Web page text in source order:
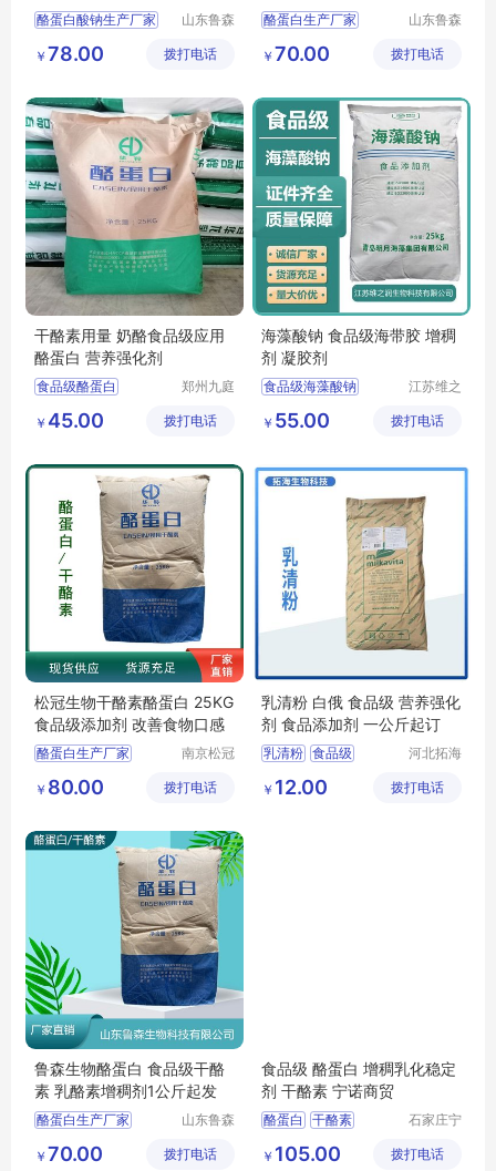
酪蛋白酸钠生产厂家
酪蛋白酸钠厂家
山东鲁森
有限公司
￥ 78.00 拨打电话
酪蛋白生产厂家
酪蛋白含量
山东鲁森
有限公司
￥ 70.00 拨打电话
干酪素用量 奶酪食品级应用
酪蛋白 营养强化剂
食品级酪蛋白
酪蛋白厂家
郑州九庭
有限公司
￥ 45.00 拨打电话
海藻酸钠 食品级海带胶 增稠
剂 凝胶剂
食品级海藻酸钠
海藻酸钠厂家
江苏维之
技有限公
￥ 55.00 拨打电话
松冠生物干酪素酪蛋白 25KG
食品级添加剂 改善食物口感
酪蛋白生产厂家
酪蛋白厂家价格
南京松冠
有限公司
￥ 80.00 拨打电话
乳清粉 白俄 食品级 营养强化
剂 食品添加剂 一公斤起订
乳清粉 食品级
乳清粉用途
河北拓海
有限公司
￥ 12.00 拨打电话
鲁森生物酪蛋白 食品级干酪
素 乳酪素增稠剂1公斤起发
酪蛋白生产厂家
酪蛋白含量
山东鲁森
有限公司
￥ 70.00 拨打电话
食品级 酪蛋白 增稠乳化稳定
剂 干酪素 宁诺商贸
酪蛋白
干酪素
石家庄宁
限公司
￥ 105.00 拨打电话